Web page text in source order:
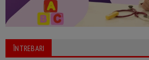
ÎNTREBARI